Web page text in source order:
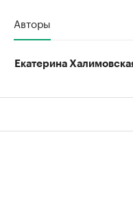
Авторы
Екатерина